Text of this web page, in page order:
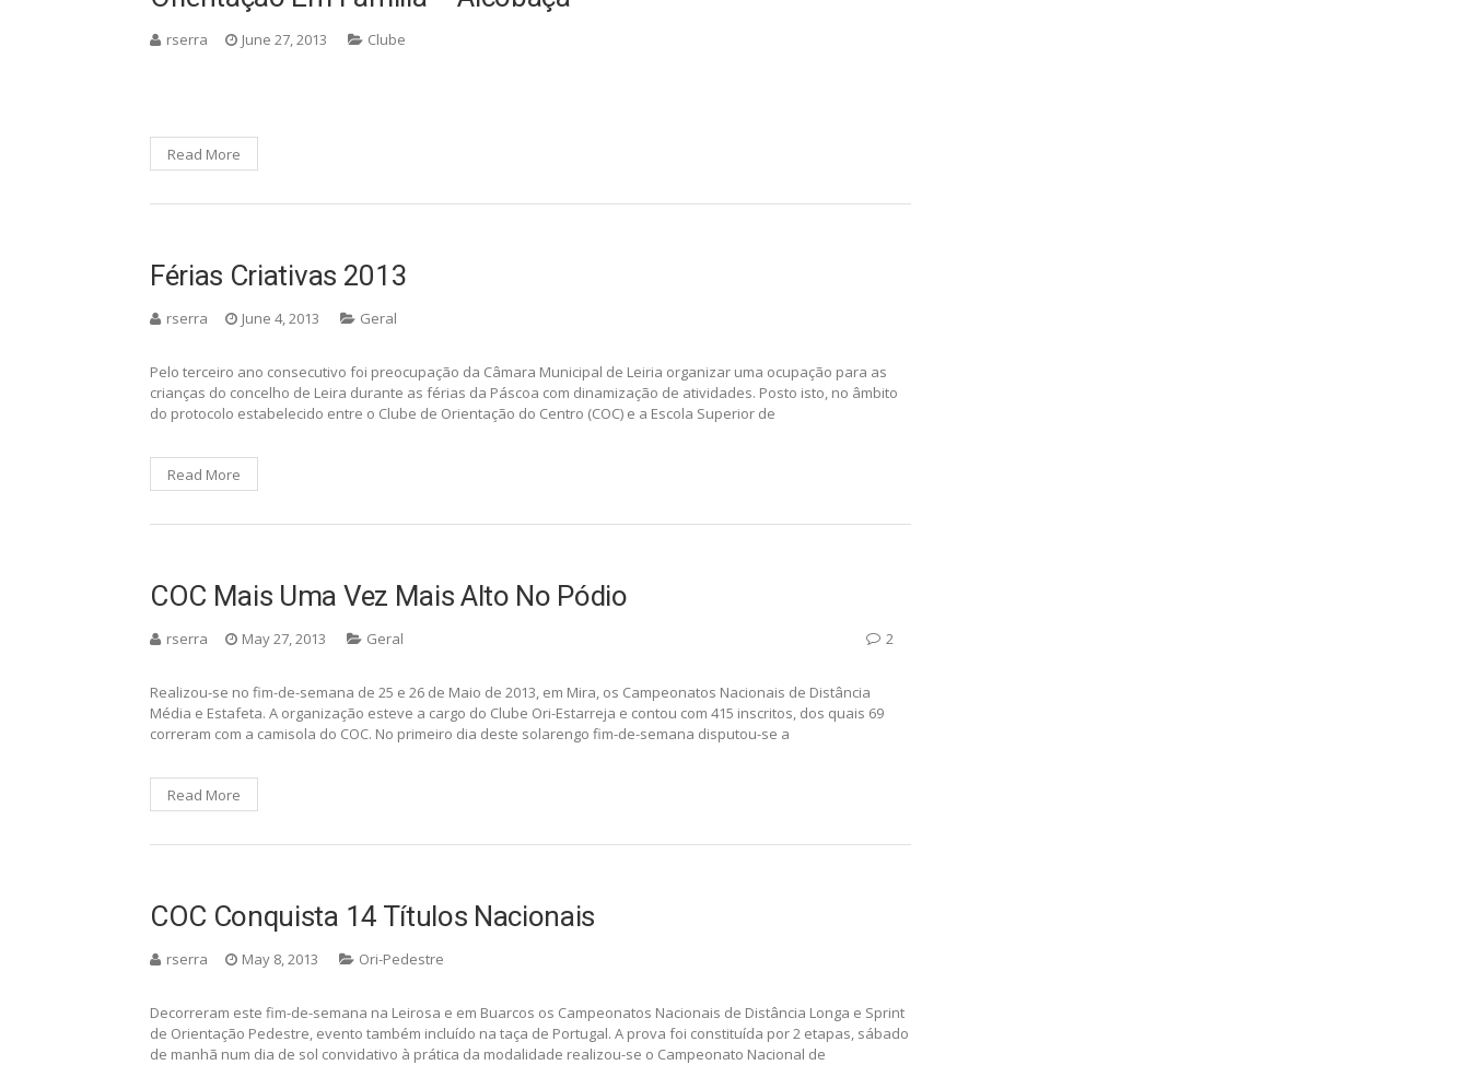
rserra June 27, 2013 Clube
Read More
Férias Criativas 2013
rserra June 4, 2013 Geral
Pelo terceiro ano consecutivo foi preocupação da Câmara Municipal de Leiria organizar uma ocupação para as
crianças do concelho de Leira durante as férias da Páscoa com dinamização de atividades. Posto isto, no âmbito
do protocolo estabelecido entre o Clube de Orientação do Centro (COC) e a Escola Superior de
Read More
COC Mais Uma Vez Mais Alto No Pódio
rserra May 27, 2013 Geral 2
Realizou-se no fim-de-semana de 25 e 26 de Maio de 2013, em Mira, os Campeonatos Nacionais de Distância
Média e Estafeta. A organização esteve a cargo do Clube Ori-Estarreja e contou com 415 inscritos, dos quais 69
correram com a camisola do COC. No primeiro dia deste solarengo fim-de-semana disputou-se a
Read More
COC Conquista 14 Títulos Nacionais
rserra May 8, 2013 Ori-Pedestre
Decorreram este fim-de-semana na Leirosa e em Buarcos os Campeonatos Nacionais de Distância Longa e Sprint
de Orientação Pedestre, evento também incluído na taça de Portugal. A prova foi constituída por 2 etapas, sábado
de manhã num dia de sol convidativo à prática da modalidade realizou-se o Campeonato Nacional de